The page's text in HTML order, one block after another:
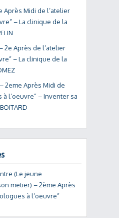
Après Midi de l’atelier
– La clinique de la
2e Après de l’atelier
– La clinique de la
2eme Après Midi de
à l’oeuvre” – Inventer sa
(Le jeune
metier) – 2ème Après
à l’oeuvre”